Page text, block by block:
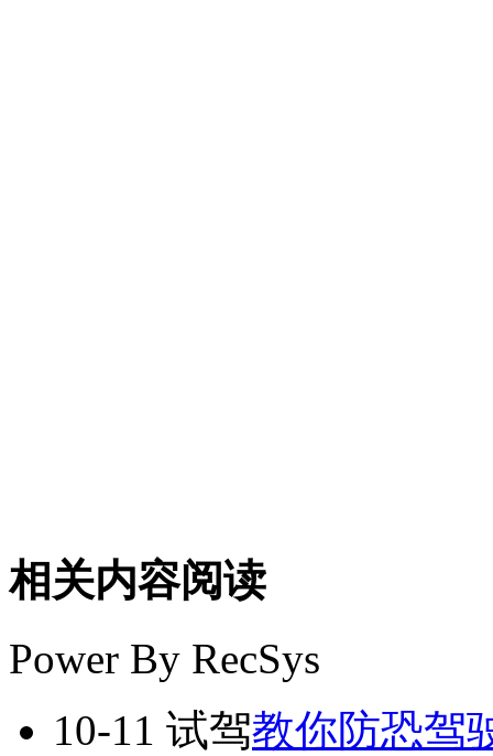
相关内容阅读
Power By RecSys
10-11 试驾教你防恐驾